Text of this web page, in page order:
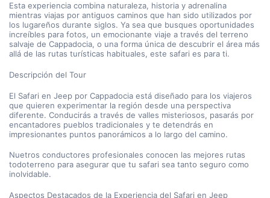
Esta experiencia combina naturaleza, historia y adrenalina
mientras viajas por antiguos caminos que han sido utilizados por
los lugareños durante siglos. Ya sea que busques oportunidades
increíbles para fotos, un emocionante viaje a través del terreno
salvaje de Cappadocia, o una forma única de descubrir el área más
allá de las rutas turísticas habituales, este safari es para ti.
Descripción del Tour
El Safari en Jeep por Cappadocia está diseñado para los viajeros
que quieren experimentar la región desde una perspectiva
diferente. Conducirás a través de valles misteriosos, pasarás por
encantadores pueblos tradicionales y te detendrás en
impresionantes puntos panorámicos a lo largo del camino.
Nuetros conductores profesionales conocen las mejores rutas
todoterreno para asegurar que tu safari sea tanto seguro como
inolvidable.
Aspectos Destacados de la Experiencia del Safari en Jeep